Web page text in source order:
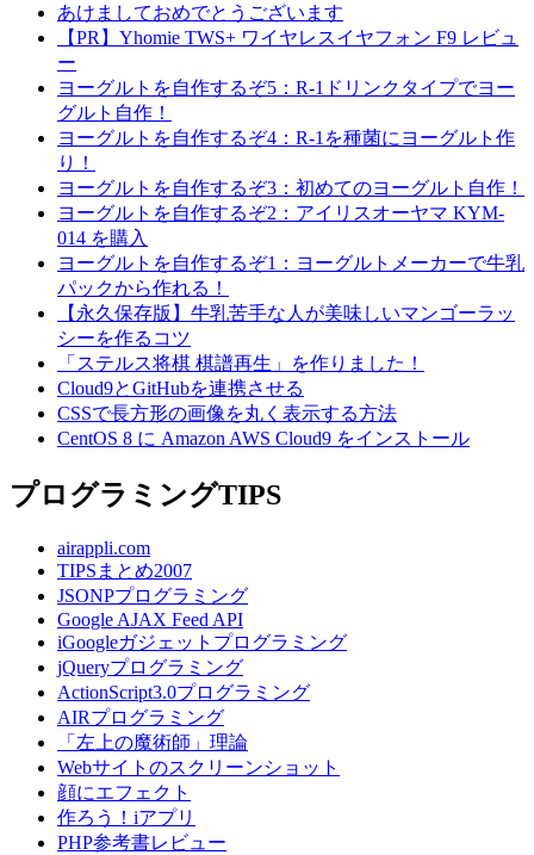
あけましておめでとうございます
【PR】Yhomie TWS+ ワイヤレスイヤフォン F9 レビュ
ー
ヨーグルトを自作するぞ5：R-1ドリンクタイプでヨー
グルト自作！
ヨーグルトを自作するぞ4：R-1を種菌にヨーグルト作
り！
ヨーグルトを自作するぞ3：初めてのヨーグルト自作！
ヨーグルトを自作するぞ2：アイリスオーヤマ KYM-
014 を購入
ヨーグルトを自作するぞ1：ヨーグルトメーカーで牛乳
パックから作れる！
【永久保存版】牛乳苦手な人が美味しいマンゴーラッ
シーを作るコツ
「ステルス将棋 棋譜再生」を作りました！
Cloud9とGitHubを連携させる
CSSで長方形の画像を丸く表示する方法
CentOS 8 に Amazon AWS Cloud9 をインストール
プログラミングTIPS
airappli.com
TIPSまとめ2007
JSONPプログラミング
Google AJAX Feed API
iGoogleガジェットプログラミング
jQueryプログラミング
ActionScript3.0プログラミング
AIRプログラミング
「左上の魔術師」理論
Webサイトのスクリーンショット
顔にエフェクト
作ろう！iアプリ
PHP参考書レビュー